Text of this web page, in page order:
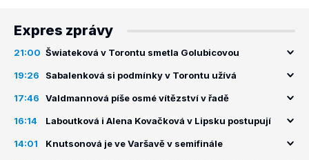
Expres zprávy
21:00 Šwiateková v Torontu smetla Golubicovou
19:26 Sabalenková si podmínky v Torontu užívá
17:46 Valdmannová píše osmé vítězství v řadě
16:14 Laboutková i Alena Kovačková v Lipsku postupují
14:01 Knutsonová je ve Varšavě v semifinále